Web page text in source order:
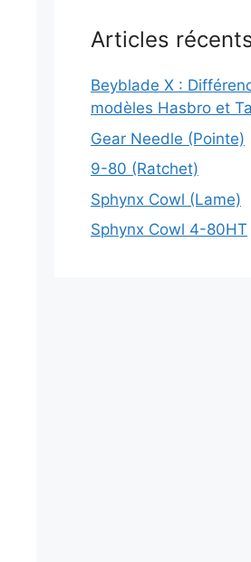
Articles
Beyblade X :
modèles Hasbro et
Gear Needle (Pointe)
9-80 (Ratchet)
Sphynx Cowl (Lame)
Sphynx Cowl 4-80HT